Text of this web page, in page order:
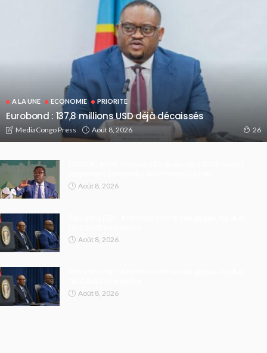
A LA UNE ECONOMIE PRIORITE
Eurobond : 137,8 millions USD déjà décaissés
MediaCongo Press Août 8, 2026 26
Août 8, 2026
Août 8, 2026
Août 8, 2026